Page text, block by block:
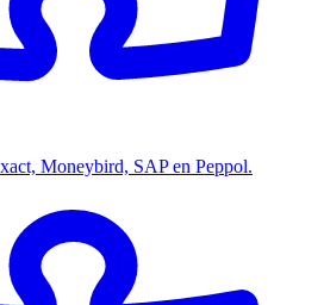
Moneybird, SAP en Peppol.